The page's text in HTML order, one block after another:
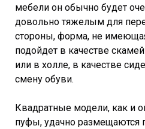
мебели он обычно будет
довольно тяжелым для
стороны, форма, не
подойдет в качестве
или в холле, в качестве
смену обуви.
Квадратные модели, как и
пуфы, удачно размещаются